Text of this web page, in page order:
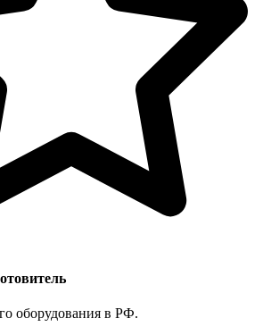
оборудования в РФ.